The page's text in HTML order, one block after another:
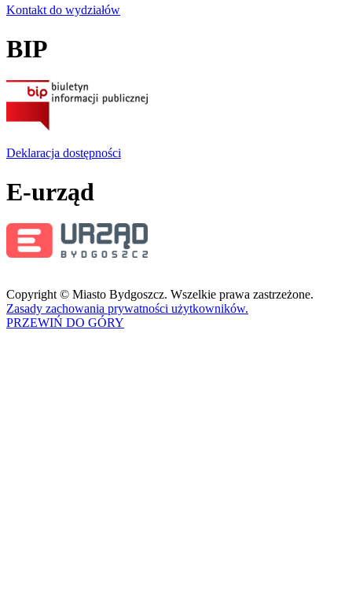
Kontakt do wydziałów
BIP
Deklaracja dostępności
E-urząd
Copyright © Miasto Bydgoszcz. Wszelkie prawa zastrzeżone.
Zasady zachowania prywatności użytkowników.
PRZEWIŃ DO GÓRY